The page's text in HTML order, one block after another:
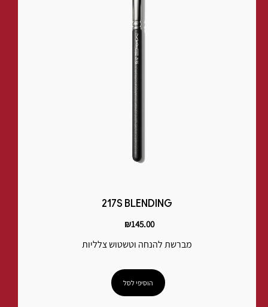
217S BLENDING
₪145.00
מברשת להנחה וטשטוש צלליות
הוסיפי לסל